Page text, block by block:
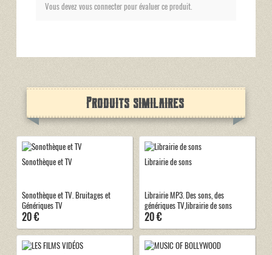
Vous devez vous connecter pour évaluer ce produit.
Produits similaires
Sonothèque et TV
Sonothèque et TV. Bruitages et
Génériques TV
20 €
Librairie de sons
Librairie MP3. Des sons, des
génériques TV,librairie de sons
20 €